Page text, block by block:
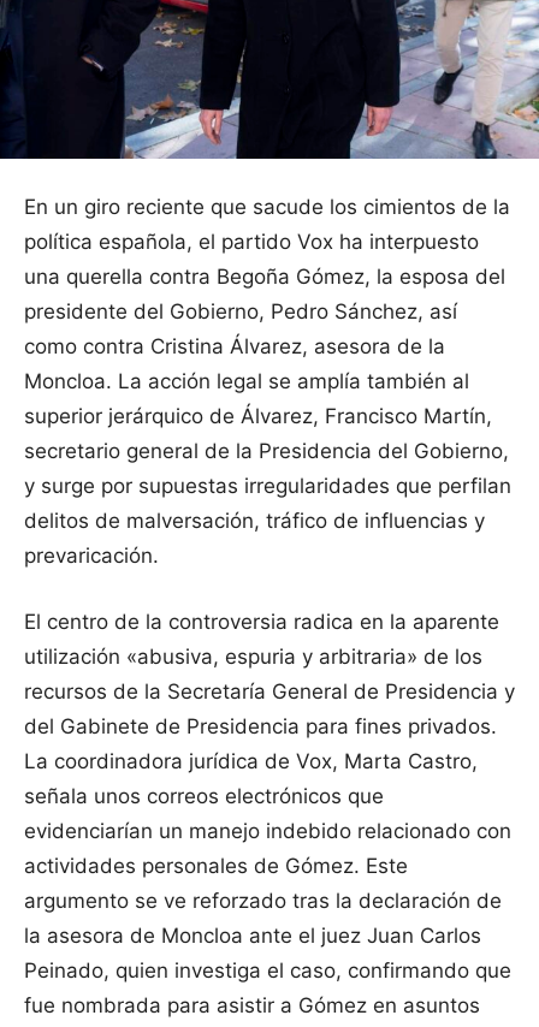
En un giro reciente que sacude los cimientos de la
política española, el partido Vox ha interpuesto
una querella contra Begoña Gómez, la esposa del
presidente del Gobierno, Pedro Sánchez, así
como contra Cristina Álvarez, asesora de la
Moncloa. La acción legal se amplía también al
superior jerárquico de Álvarez, Francisco Martín,
secretario general de la Presidencia del Gobierno,
y surge por supuestas irregularidades que perfilan
delitos de malversación, tráfico de influencias y
prevaricación.
El centro de la controversia radica en la aparente
utilización «abusiva, espuria y arbitraria» de los
recursos de la Secretaría General de Presidencia y
del Gabinete de Presidencia para fines privados.
La coordinadora jurídica de Vox, Marta Castro,
señala unos correos electrónicos que
evidenciarían un manejo indebido relacionado con
actividades personales de Gómez. Este
argumento se ve reforzado tras la declaración de
la asesora de Moncloa ante el juez Juan Carlos
Peinado, quien investiga el caso, confirmando que
fue nombrada para asistir a Gómez en asuntos